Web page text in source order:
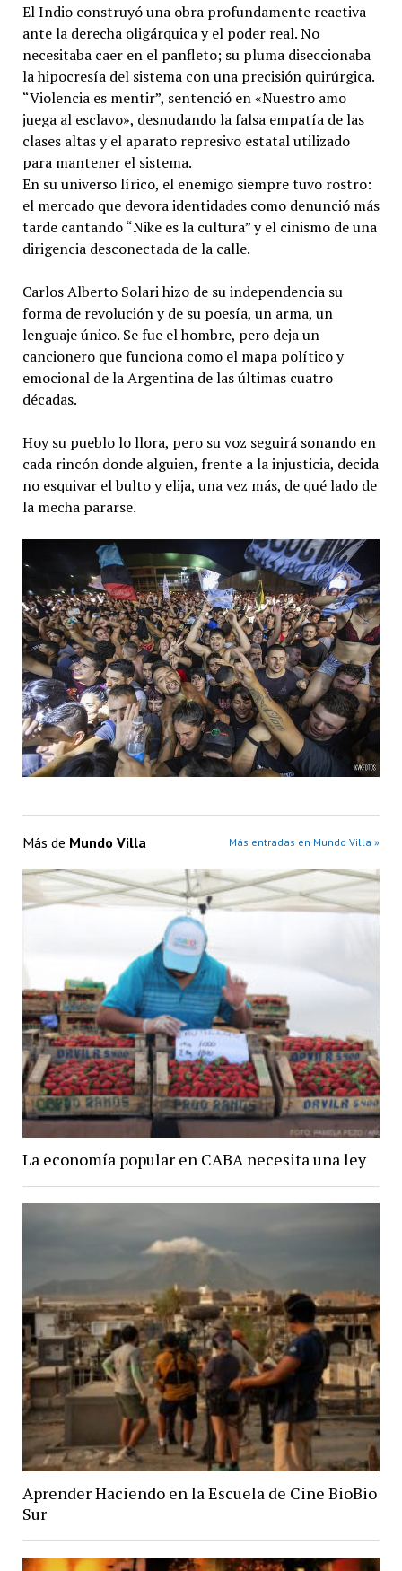
​El Indio construyó una obra profundamente reactiva
ante la derecha oligárquica y el poder real. No
necesitaba caer en el panfleto; su pluma diseccionaba
la hipocresía del sistema con una precisión quirúrgica.
“Violencia es mentir”, sentenció en «Nuestro amo
juega al esclavo», desnudando la falsa empatía de las
clases altas y el aparato represivo estatal utilizado
para mantener el sistema.
En su universo lírico, el enemigo siempre tuvo rostro:
el mercado que devora identidades como denunció más
tarde cantando “Nike es la cultura” y el cinismo de una
dirigencia desconectada de la calle.
​Carlos Alberto Solari hizo de su independencia su
forma de revolución y de su poesía, un arma, un
lenguaje único. Se fue el hombre, pero deja un
cancionero que funciona como el mapa político y
emocional de la Argentina de las últimas cuatro
décadas.
Hoy su pueblo lo llora, pero su voz seguirá sonando en
cada rincón donde alguien, frente a la injusticia, decida
no esquivar el bulto y elija, una vez más, de qué lado de
la mecha pararse.
Más de Mundo Villa Más entradas en Mundo Villa »
La economía popular en CABA necesita una ley
Aprender Haciendo en la Escuela de Cine BioBio
Sur